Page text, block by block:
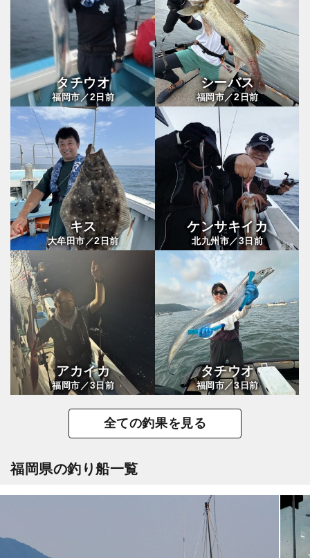
タチウオ
福岡市／2日前
シーバス
福岡市／2日前
キス
大牟田市／2日前
ケンサキイカ
北九州市／3 日前
アカイカ
福岡市／3日前
タチウオ
福岡市／3日前
全ての釣果を見る
福岡県の釣り船一覧